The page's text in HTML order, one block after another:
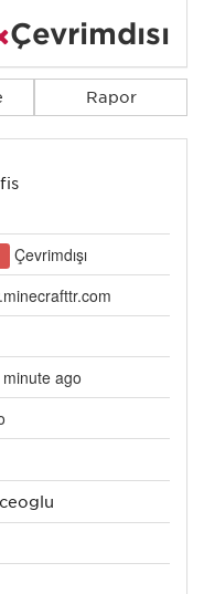
Çevrimdışı
Rapor
Çevrimdışı
ago